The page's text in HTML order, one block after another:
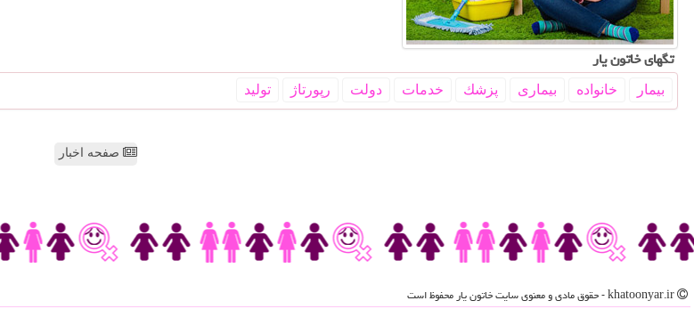
تگهای خاتون یار
بیمار خانواده بیماری پزشك خدمات دولت رپورتاژ تولید
صفحه اخبار